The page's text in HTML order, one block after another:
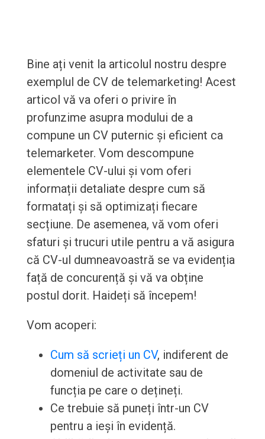
Bine ați venit la articolul nostru despre
exemplul de CV de telemarketing! Acest
articol vă va oferi o privire în
profunzime asupra modului de a
compune un CV puternic și eficient ca
telemarketer. Vom descompune
elementele CV-ului și vom oferi
informații detaliate despre cum să
formatați și să optimizați fiecare
secțiune. De asemenea, vă vom oferi
sfaturi și trucuri utile pentru a vă asigura
că CV-ul dumneavoastră se va evidenția
față de concurență și vă va obține
postul dorit. Haideți să începem!
Vom acoperi:
Cum să scrieți un CV, indiferent de
domeniul de activitate sau de
funcția pe care o dețineți.
Ce trebuie să puneți într-un CV
pentru a ieși în evidență.